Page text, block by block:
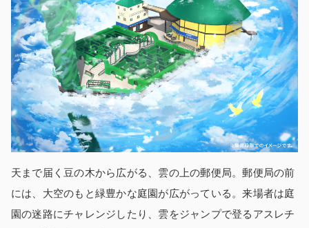
天まで届く豆の木から広がる、雲の上の郵便局。郵便局の前
には、大空のもと緑豊かな庭園が広がっている。来場者は庭
園の迷路にチャレンジしたり、雲をジャンプで登るアスレチ